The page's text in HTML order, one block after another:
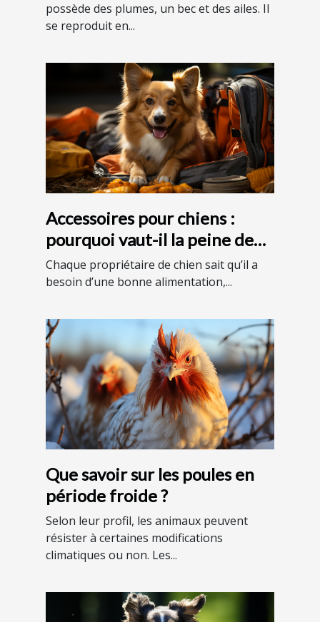
possède des plumes, un bec et des ailes. Il
se reproduit en...
Accessoires pour chiens :
pourquoi vaut-il la peine de
les avoir chez vous ?
Chaque propriétaire de chien sait qu’il a
besoin d’une bonne alimentation,...
Que savoir sur les poules en
période froide ?
Selon leur profil, les animaux peuvent
résister à certaines modifications
climatiques ou non. Les...